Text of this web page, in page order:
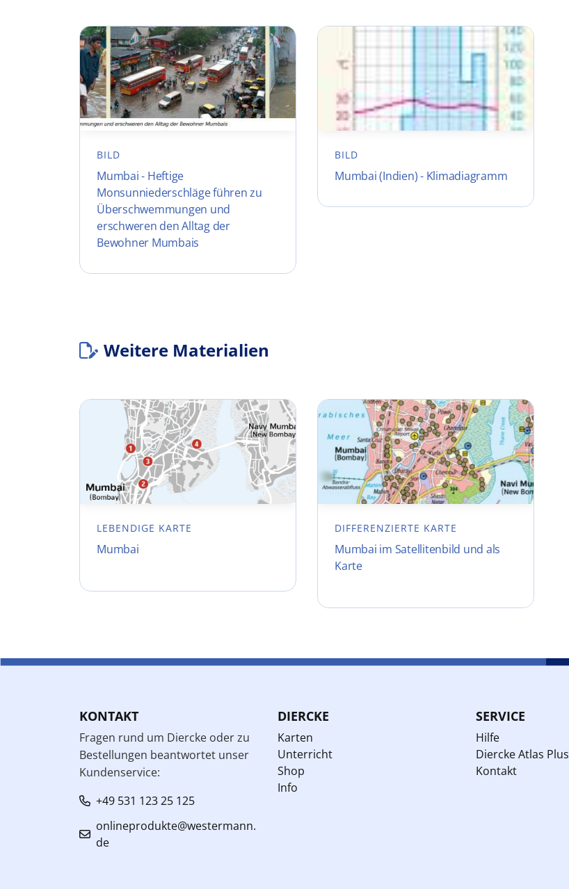
BILD
Mumbai - Heftige
Monsunniederschläge führen zu
Überschwemmungen und
erschweren den Alltag der
Bewohner Mumbais
BILD
Mumbai (Indien) - Klimadiagramm
Weitere Materialien
LEBENDIGE KARTE
Mumbai
DIFFERENZIERTE KARTE
Mumbai im Satellitenbild und als
Karte
KONTAKT
Fragen rund um Diercke oder zu
Bestellungen beantwortet unser
Kundenservice:
+49 531 123 25 125
onlineprodukte@westermann.
de
DIERCKE
Karten
Unterricht
Shop
Info
SERVICE
Hilfe
Diercke Atlas Plus
Kontakt